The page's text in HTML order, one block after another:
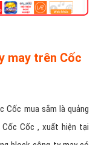
may trên Cốc
Cốc mua sắm là quảng
Cốc , xuất hiện tại